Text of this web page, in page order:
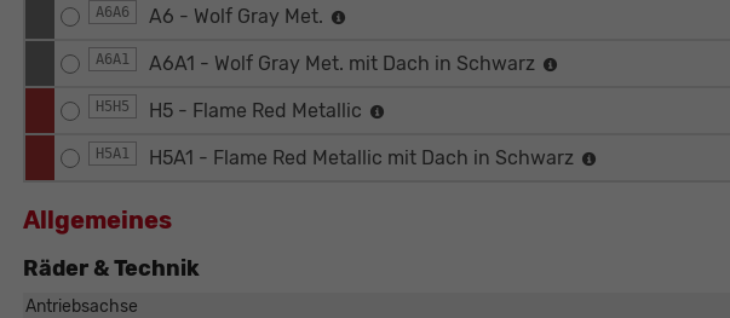
A6A6 A6 - Wolf Gray Met.
A6A1 A6A1 - Wolf Gray Met. mit Dach in Schwarz
H5H5 H5 - Flame Red Metallic
H5A1 H5A1 - Flame Red Metallic mit Dach in Schwarz
Allgemeines
Räder & Technik
Antriebsachse